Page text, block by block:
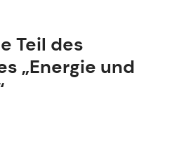
Teil des
„Energie und